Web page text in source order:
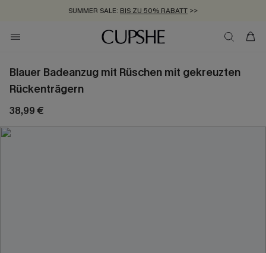
SUMMER SALE: BIS ZU 50% RABATT >>
ZUM NEWSLETTER:BIS ZU -20% EXTRA ERHALTEN
KOSTENLOSER VERSAND AB 89 €
Blauer Badeanzug mit Rüschen mit gekreuzten
Rückenträgern
38,99 €